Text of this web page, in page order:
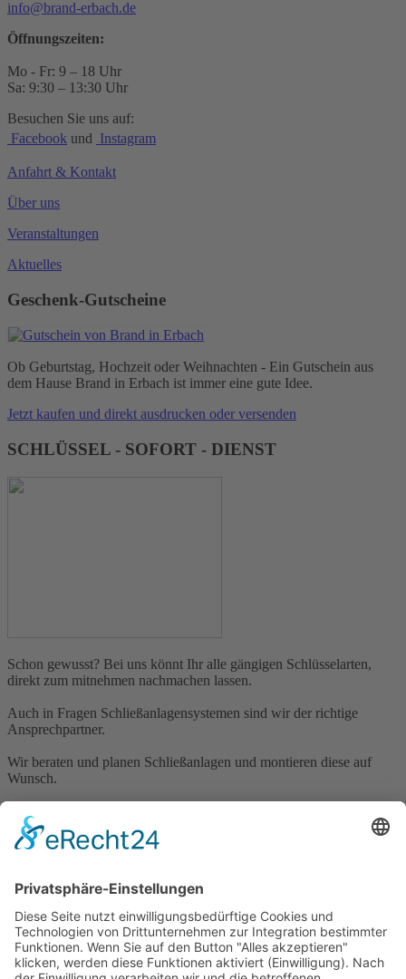
info@brand-erbach.de
Öffnungszeiten:
Mo - Fr: 9 – 18 Uhr
Sa: 9:30 – 13:30 Uhr
Besuchen Sie uns auf:
Facebook und Instagram
Anfahrt & Kontakt
Über uns
Veranstaltungen
Aktuelles
Geschenk-Gutscheine
Ob Geburtstag, Hochzeit oder Weihnachten - Ein Gutschein aus
dem Hause Brand in Erbach ist immer eine gute Idee.
Jetzt kaufen und direkt ausdrucken oder versenden
SCHLÜSSEL - SOFORT - DIENST
Schon gewusst? Bei uns könnt Ihr alle gängigen Schlüsselarten,
direkt zum mitnehmen nachmachen lassen.
Auch in Fragen Schließanlagensystemen sind wir der richtige
Ansprechpartner.
Wir beraten und planen Schließanlagen und montieren diese auf
Wunsch.
Brückenstraße 17 - 19 | 64711 Erbach | Tel.:
Öffnungszeiten
Samstag: 9:30 - 13:30 Uhr
Besuchen Sie uns auf: FacebookundInstagram